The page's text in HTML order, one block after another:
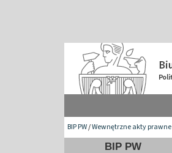
BIP PW/Wewnętrzne akty prawne
BIP PW